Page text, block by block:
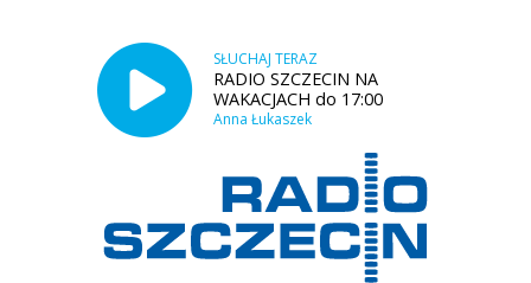
SŁUCHAJ TERAZ
RADIO SZCZECIN NA
WAKACJACH do 17:00
Anna Łukaszek